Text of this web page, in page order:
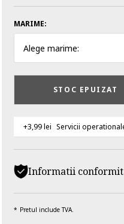
MARIME:
Alege marime:
STOC EPUIZAT
+3,99 lei Servicii
Informatii
Pretul include TVA.